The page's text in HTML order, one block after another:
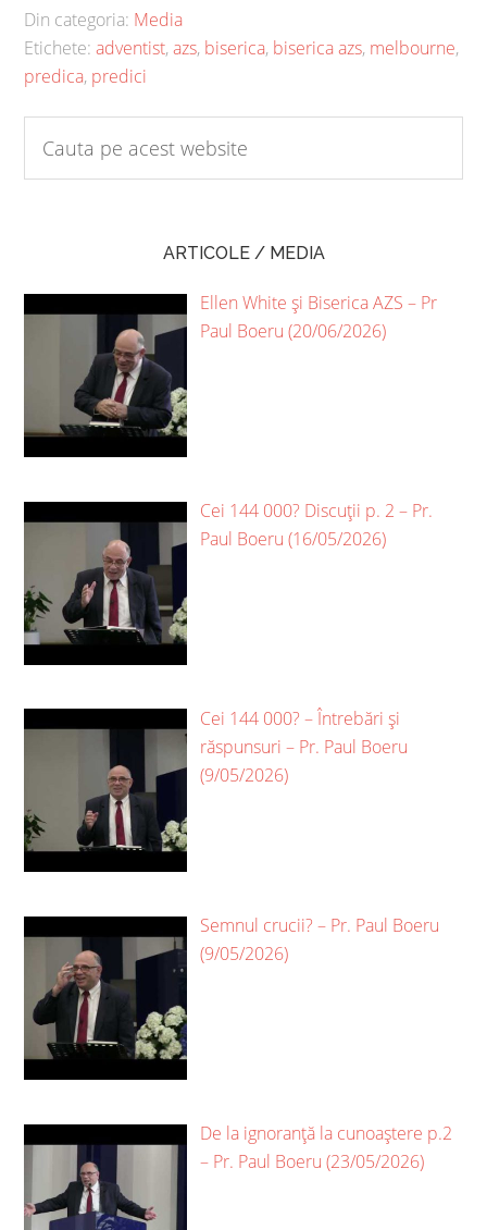
Din categoria: Media
Etichete:adventist,azs, biserica, biserica azs, melbourne,
predica, predici
ARTICOLE / MEDIA
Ellen White și Biserica AZS – Pr
Paul Boeru (20/06/2026)
Cei 144 000? Discuții p. 2 – Pr.
Paul Boeru (16/05/2026)
Cei 144 000? – Întrebări și
răspunsuri – Pr. Paul Boeru
(9/05/2026)
Semnul crucii? – Pr. Paul Boeru
(9/05/2026)
De la ignoranță la cunoaștere p.2
– Pr. Paul Boeru (23/05/2026)